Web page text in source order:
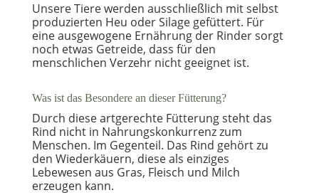
Unsere Tiere werden ausschließlich mit selbst
produzierten Heu oder Silage gefüttert. Für
eine ausgewogene Ernährung der Rinder sorgt
noch etwas Getreide, dass für den
menschlichen Verzehr nicht geeignet ist.
Was ist das Besondere an dieser Fütterung?
Durch diese artgerechte Fütterung steht das
Rind nicht in Nahrungskonkurrenz zum
Menschen. Im Gegenteil. Das Rind gehört zu
den Wiederkäuern, diese als einziges
Lebewesen aus Gras, Fleisch und Milch
erzeugen kann.